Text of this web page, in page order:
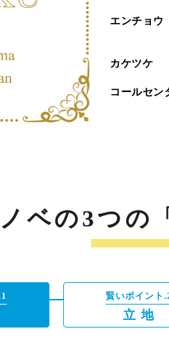
エンチョウ
カケツケ
コールセン
ベの3つの
賢いポイント
立 地